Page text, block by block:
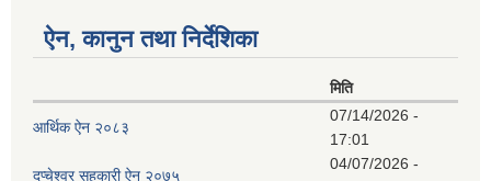
ऐन, कानुन तथा निर्देशिका
मिति
आर्थिक ऐन २०८३
07/14/2026 -
17:01
दुप्चेश्वर सहकारी ऐन २०७५
04/07/2026 -